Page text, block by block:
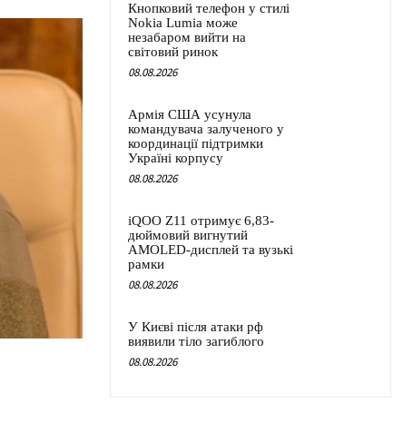
Кнопковий телефон у стилі
Nokia Lumia може
незабаром вийти на
світовий ринок
08.08.2026
Армія США усунула
командувача залученого у
координації підтримки
Україні корпусу
08.08.2026
iQOO Z11 отримує 6,83-
дюймовий вигнутий
AMOLED-дисплей та вузькі
рамки
08.08.2026
У Києві після атаки рф
виявили тіло загиблого
08.08.2026